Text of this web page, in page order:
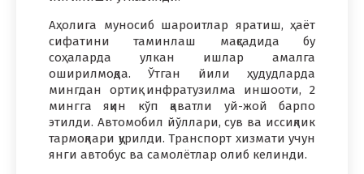
Аҳолига муносиб шароитлар яратиш, ҳаёт
сифатини таминлаш мақсадида бу
соҳаларда улкан ишлар амалга
оширилмоқда. Ўтган йили ҳудудларда
мингдан ортиқ инфратузилма иншооти, 2
мингга яқин кўп қаватли уй-жой барпо
этилди. Автомобил йўллари, сув ва иссиқлик
тармоқлари қурилди. Транспорт хизмати учун
янги автобус ва самолётлар олиб келинди.